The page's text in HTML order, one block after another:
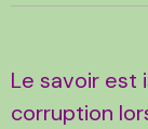
Le savoir est
corruption